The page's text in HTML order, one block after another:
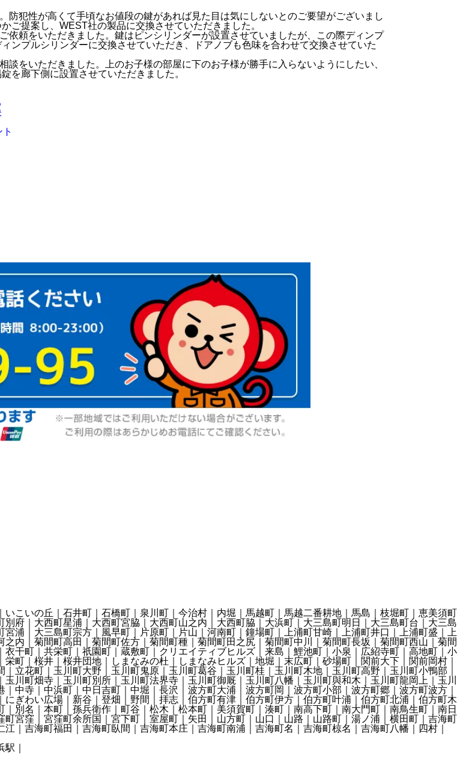
防犯性が高くて手頃なお値段の鍵があれば見た目は気にしないとのご要望がございまし
ご提案し、WEST社の製品に交換させていただきました。
依頼をいただきました。鍵はピンシリンダーが設置させていましたが、この際ディンプ
ンプルシリンダーに交換させていただき、ドアノブも色味を合わせて交換させていた
をいただきました。上のお子様の部屋に下のお子様が勝手に入らないようにしたい、
を廊下側に設置させていただきました。
こいの丘｜石井町｜石橋町｜泉川町｜今治村｜内堀｜馬越町｜馬越二番耕地｜馬島｜枝堀町｜恵美須町
府｜大西町星浦｜大西町宮脇｜大西町山之内｜大西町脇｜大浜町｜大三島町明日｜大三島町台｜大三島
浦｜大三島町宗方｜風早町｜片原町｜片山｜河南町｜鐘場町｜上浦町甘崎｜上浦町井口｜上浦町盛｜上
内｜菊間町高田｜菊間町佐方｜菊間町種｜菊間町田之尻｜菊間町中川｜菊間町長坂｜菊間町西山｜菊間
干町｜共栄町｜祇園町｜蔵敷町｜クリエイティブヒルズ｜来島｜鯉池町｜小泉｜広紹寺町｜高地町｜小
町｜桜井｜桜井団地｜しまなみの杜｜しまなみヒルズ｜地堀｜末広町｜砂場町｜関前大下｜関前岡村｜
立花町｜玉川町大野｜玉川町鬼原｜玉川町葛谷｜玉川町桂｜玉川町木地｜玉川町高野｜玉川町小鴨部｜
川町畑寺｜玉川町別所｜玉川町法界寺｜玉川町御厩｜玉川町八幡｜玉川町與和木｜玉川町龍岡上｜玉川
中寺｜中浜町｜中日吉町｜中堀｜長沢｜波方町大浦｜波方町岡｜波方町小部｜波方町郷｜波方町波方｜
ぎわい広場｜新谷｜登畑｜野間｜拝志｜伯方町有津｜伯方町伊方｜伯方町叶浦｜伯方町北浦｜伯方町木
別名｜本町｜孫兵衛作｜町谷｜松木｜松本町｜美須賀町｜湊町｜南高下町｜南大門町｜南鳥生町｜南日
宮窪｜宮窪町余所国｜宮下町｜室屋町｜矢田｜山方町｜山口｜山路｜山路町｜湯ノ浦｜横田町｜吉海町
｜吉海町福田｜吉海町臥間｜吉海町本庄｜吉海町南浦｜吉海町名｜吉海町椋名｜吉海町八幡｜四村｜
｜